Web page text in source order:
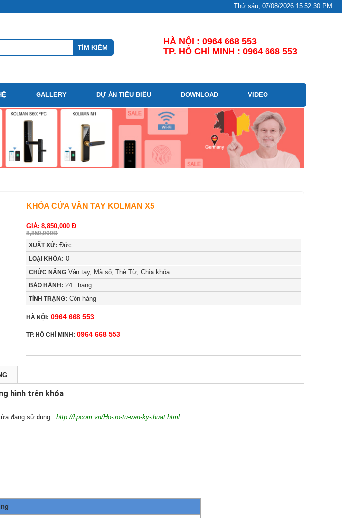
Thứ sáu, 07/08/2026 15:52:31 PM
HÀ NỘI : 0964 668 553
TP. HỒ CHÍ MINH : 0964 668 553
GALLERY DỰ ÁN TIÊU BIỂU DOWNLOAD VIDEO
KHÓA CỬA VÂN TAY KOLMAN X5
GIÁ: 8,850,000 Đ
8,850,000Đ
XUẤT XỨ: Đức
LOẠI KHÓA: 0
CHỨC NĂNG Vân tay, Mã số, Thẻ Từ, Chìa khóa
BẢO HÀNH: 24 Tháng
TÌNH TRẠNG: Còn hàng
HÀ NỘI: 0964 668 553
TP. HỒ CHÍ MINH: 0964 668 553
hình trên khóa
đang sử dụng : http://hpcom.vn/Ho-tro-tu-van-ky-thuat.html